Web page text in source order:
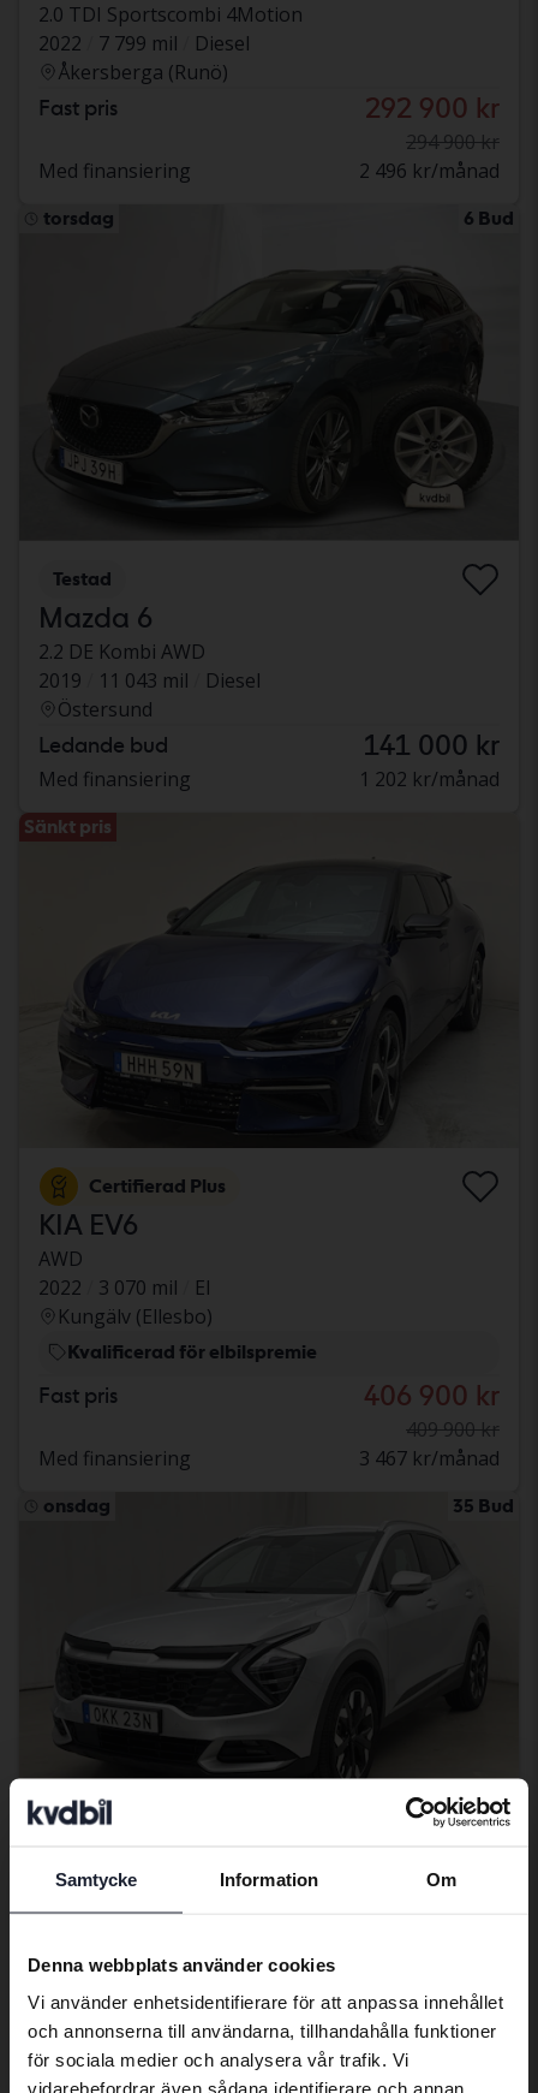
Samtycke Information Om
Denna webbplats använder cookies
Vi använder enhetsidentifierare för att anpassa innehållet
och annonserna till användarna, tillhandahålla funktioner
för sociala medier och analysera vår trafik. Vi
vidarebefordrar även sådana identifierare och annan
2.0 TDI Sportscombi 4Motion
2022
7 799 mil
Diesel
Åkersberga (Runö)
Fast pris 292 900 kr
294 900 kr
Med finansiering
2 496 kr/månad
torsdag 6 Bud
Testad
Mazda 6
2.2 DE Kombi AWD
2019
11 043 mil
Diesel
Östersund
Ledande bud 141 000 kr
Med finansiering 1 202 kr/månad
Sänkt pris
Certifierad Plus
KIA EV6
AWD
2022
3 070 mil
El
Kungälv (Ellesbo)
Kvalificerad för elbilspremie
Fast pris 406 900 kr
409 900 kr
Med finansiering
3 467 kr/månad
onsdag 35 Bud
KIA Sportage
2025
4 794 mil
El/Bensin
Åkersberga (Runö)
Ledande bud 300 500 kr
Med finansiering 2 561 kr/månad
Preferred language
We have detected that your browser
Swedish. To better service our friends
abroad we have an English language
site (kvdcars.com) that contains all the